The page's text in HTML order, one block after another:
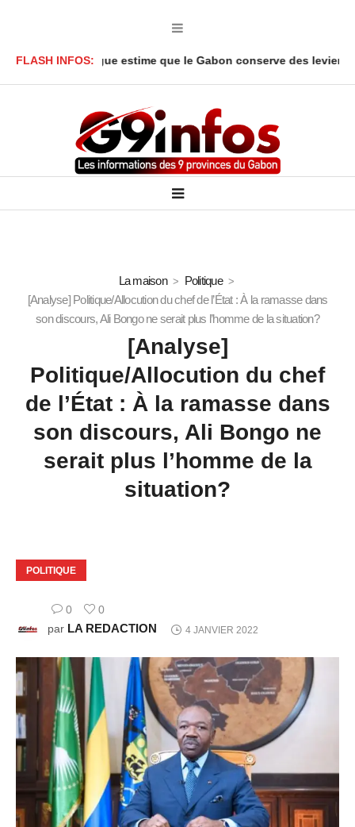
FLASH INFOS:
Y’Obegue estime que le Gabon conserve des leviers
La maison
Politique
[Analyse] Politique/Allocution du chef de l’État : À la ramasse dans
son discours, Ali Bongo ne serait plus l’homme de la situation?
[Analyse]
Politique/Allocution du chef
de l’État : À la ramasse dans
son discours, Ali Bongo ne
serait plus l’homme de la
situation?
POLITIQUE
0
0
par LA REDACTION 4 JANVIER 2022